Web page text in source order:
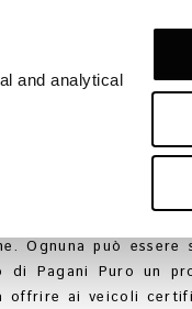
and analytical
PER
DI AUTO
Ognuna può
Pagani Puro un
offrire ai veicoli